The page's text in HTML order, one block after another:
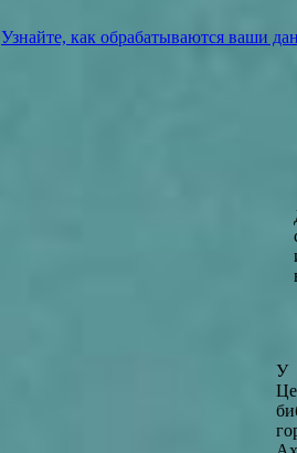
Узнайте, как обрабатываются ваши
У